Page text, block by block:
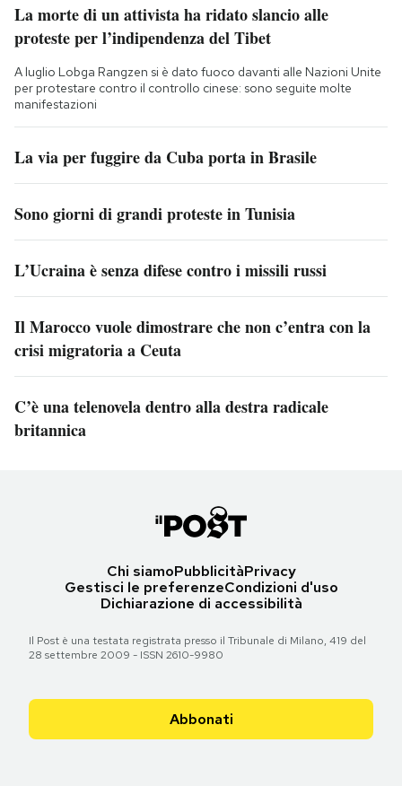
La morte di un attivista ha ridato slancio alle
proteste per l’indipendenza del Tibet
A luglio Lobga Rangzen si è dato fuoco davanti alle Nazioni Unite
per protestare contro il controllo cinese: sono seguite molte
manifestazioni
La via per fuggire da Cuba porta in Brasile
Sono giorni di grandi proteste in Tunisia
L’Ucraina è senza difese contro i missili russi
Il Marocco vuole dimostrare che non c’entra con la
crisi migratoria a Ceuta
C’è una telenovela dentro alla destra radicale
britannica
Chi siamoPubblicitàPrivacy
Gestisci le preferenzeCondizioni d'uso
Dichiarazione di accessibilità
Il Post è una testata registrata presso il Tribunale di Milano, 419 del
28 settembre 2009 - ISSN 2610-9980
Abbonati